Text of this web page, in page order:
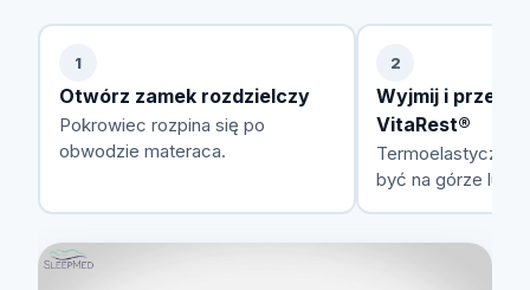
wagi czy stanu zdrowia.
1
Otwórz zamek rozdzielczy
Pokrowiec rozpina się po
obwodzie materaca.
2
Wyjmij i
VitaRest®
Termoelastyczna
być na górze lub